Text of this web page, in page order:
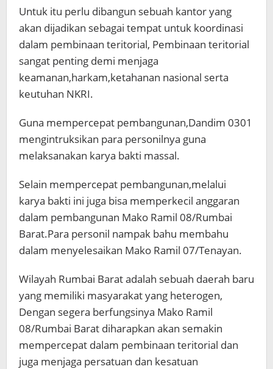
Untuk itu perlu dibangun sebuah kantor yang
akan dijadikan sebagai tempat untuk koordinasi
dalam pembinaan teritorial, Pembinaan teritorial
sangat penting demi menjaga
keamanan,harkam,ketahanan nasional serta
keutuhan NKRI.
Guna mempercepat pembangunan,Dandim 0301
mengintruksikan para personilnya guna
melaksanakan karya bakti massal.
Selain mempercepat pembangunan,melalui
karya bakti ini juga bisa memperkecil anggaran
dalam pembangunan Mako Ramil 08/Rumbai
Barat.Para personil nampak bahu membahu
dalam menyelesaikan Mako Ramil 07/Tenayan.
Wilayah Rumbai Barat adalah sebuah daerah baru
yang memiliki masyarakat yang heterogen,
Dengan segera berfungsinya Mako Ramil
08/Rumbai Barat diharapkan akan semakin
mempercepat dalam pembinaan teritorial dan
juga menjaga persatuan dan kesatuan